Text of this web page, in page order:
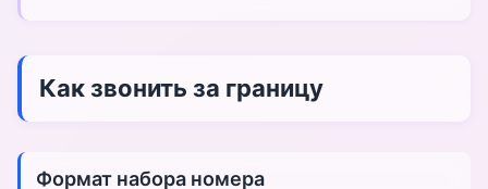
Как звонить за границу
Формат набора номера